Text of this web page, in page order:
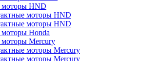
HND
моторы HND
моторы HND
Honda
Mercury
моторы Mercury
моторы Mercury